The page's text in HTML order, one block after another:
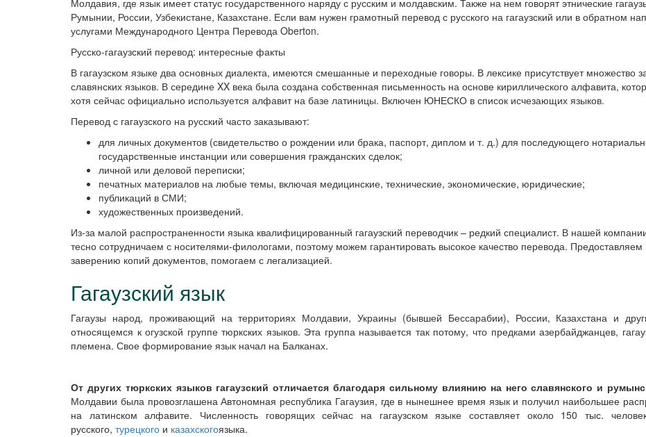
Молдавия, где язык имеет статус государственного наряду с русским и молдавским. Также на нем говорят этнические
Румынии, России, Узбекистане, Казахстане. Если вам нужен грамотный перевод с русского на гагаузский или в обратном
услугами Международного Центра Перевода Oberton.
Русско-гагаузский перевод: интересные факты
В гагаузском языке два основных диалекта, имеются смешанные и переходные говоры. В лексике присутствует множество
славянских языков. В середине XX века была создана собственная письменность на основе кириллического алфавита,
хотя сейчас официально используется алфавит на базе латиницы. Включен ЮНЕСКО в список исчезающих языков.
Перевод с гагаузского на русский часто заказывают:
для личных документов (свидетельство о рождении или брака, паспорт, диплом и т. д.) для последующего
государственные инстанции или совершения гражданских сделок;
личной или деловой переписки;
печатных материалов на любые темы, включая медицинские, технические, экономические, юридические;
публикаций в СМИ;
художественных произведений.
Из-за малой распространенности языка квалифицированный гагаузский переводчик – редкий специалист. В нашей
тесно сотрудничаем с носителями-филологами, поэтому можем гарантировать высокое качество перевода.
заверению копий документов, помогаем с легализацией.
Гагаузский язык
Гагаузы народ, проживающий на территориях Молдавии, Украины (бывшей Бессарабии), России, Казахстана и
относящемся к огузской группе тюркских языков. Эта группа называется так потому, что предками азербайджанцев,
племена. Свое формирование язык начал на Балканах.
От других тюркских языков гагаузский отличается благодаря сильному влиянию на него славянского и
Молдавии была провозглашена Автономная республика Гагаузия, где в нынешнее время язык и получил наибольшее
на латинском алфавите. Численность говорящих сейчас на гагаузском языке составляет около 150 тыс.
русского, турецкого и казахскогоязыка.